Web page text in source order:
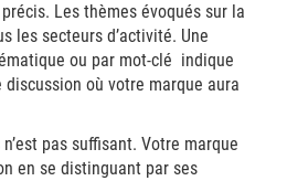
Les thèmes évoqués sur la
les secteurs d’activité. Une
ou par mot-clé indique
où votre marque aura
pas suffisant. Votre marque
en se distinguant par ses